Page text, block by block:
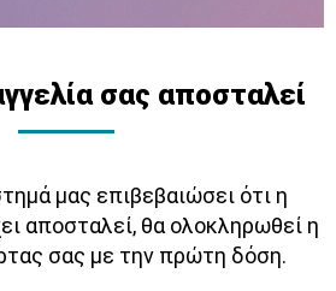
σας αποσταλεί
μας επιβεβαιώσει ότι η
αποσταλεί, θα ολοκληρωθεί η
σας με την πρώτη δόση.